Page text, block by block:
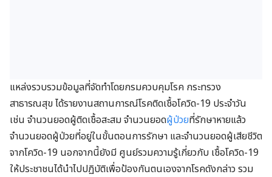
แหล่งรวบรวมข้อมูลที่จัดทำโดยกรมควบคุมโรค กระทรวง
สาธารณสุข ได้รายงานสถานการณ์โรคติดเชื้อโควิด-19 ประจำวัน
เช่น จำนวนยอดผู้ติดเชื้อสะสม จำนวนยอดผู้ป่วยที่รักษาหายแล้ว
จำนวนยอดผู้ป่วยที่อยู่ในขั้นตอนการรักษา และจำนวนยอดผู้เสียชีวิต
จากโควิด-19 นอกจากนี้ยังมี ศูนย์รวมความรู้เกี่ยวกับ เชื้อโควิด-19
ให้ประชาชนได้นำไปปฏิบัติเพื่อป้องกันตนเองจากโรคดังกล่าว รวม